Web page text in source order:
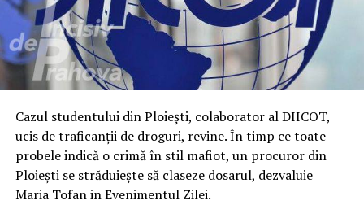
Cazul studentului din Ploiești, colaborator al DIICOT,
ucis de traficanții de droguri, revine. În timp ce toate
probele indică o crimă în stil mafiot, un procuror din
Ploiești se străduiește să claseze dosarul, dezvaluie
Maria Tofan in Evenimentul Zilei.